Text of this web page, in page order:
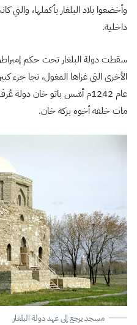
وأخضعوا بلاد البلغار بأكملها،
داخلية.
سقطت دولة البلغار تحت حكم
الأخرى التي غزاها المغول، نجا جزء
عام 1242م أسّس باتو خان
مات خلفه أخوه بركة خان.
مسجد يرجع إلى عهد دولة البلغار